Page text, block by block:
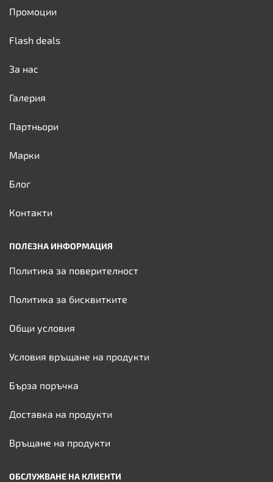
Промоции
Flash deals
За нас
Галерия
Партньори
Марки
Блог
Контакти
ПОЛЕЗНА ИНФОРМАЦИЯ
Политика за поверителност
Политика за бисквитките
Общи условия
Условия връщане на продукти
Бърза поръчка
Доставка на продукти
Връщане на продукти
ОБСЛУЖВАНЕ НА КЛИЕНТИ